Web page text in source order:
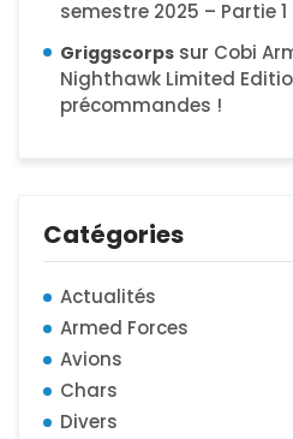
semestre 2025 – Partie 1
Griggscorps sur Cobi
Nighthawk Limited
précommandes !
Catégories
Actualités
Armed Forces
Avions
Chars
Divers